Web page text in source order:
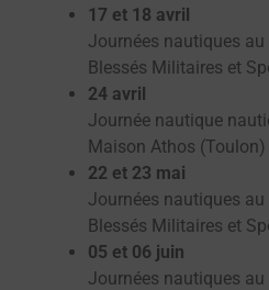
17 et 18 avril
Journées nautiques
Blessés Militaires et
24 avril
Journée nautique
Maison Athos (Toulon)
22 et 23 mai
Journées nautiques
Blessés Militaires et
05 et 06 juin
Journées nautiques